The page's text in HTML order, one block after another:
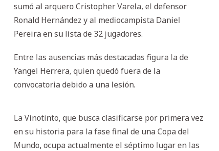
sumó al arquero Cristopher Varela, el defensor
Ronald Hernández y al mediocampista Daniel
Pereira en su lista de 32 jugadores.
Entre las ausencias más destacadas figura la de
Yangel Herrera, quien quedó fuera de la
convocatoria debido a una lesión.
La Vinotinto, que busca clasificarse por primera vez
en su historia para la fase final de una Copa del
Mundo, ocupa actualmente el séptimo lugar en las